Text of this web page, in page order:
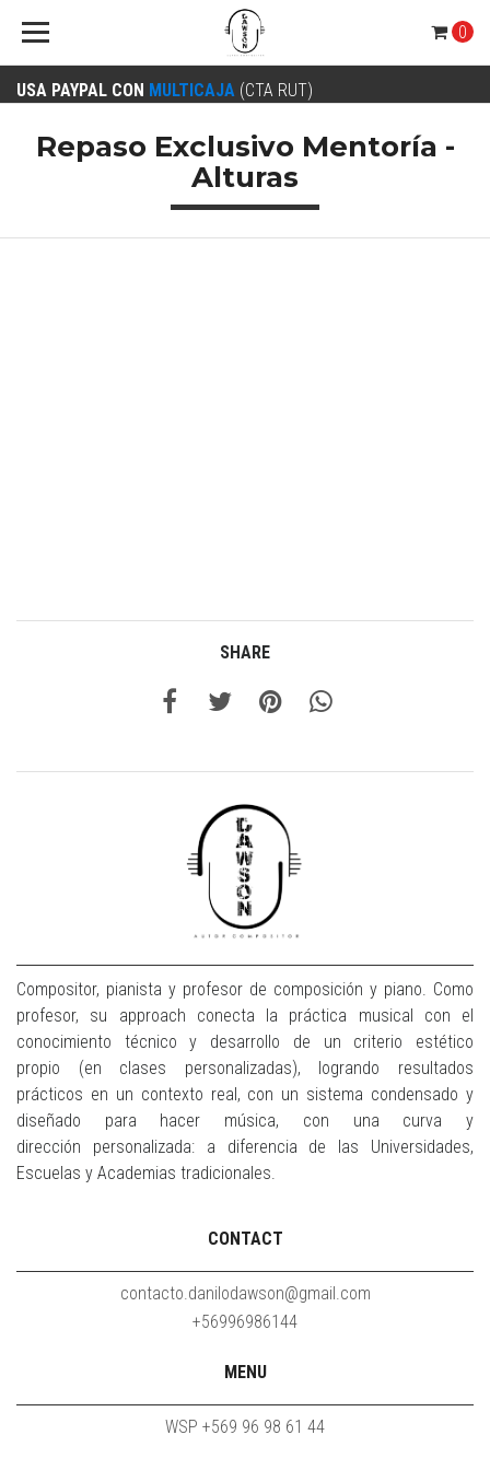
USA PAYPAL CON MULTICAJA (CTA RUT)
0
Repaso Exclusivo Mentoría -
Alturas
SHARE
Compositor, pianista y profesor de composición y piano. Como
profesor, su approach conecta la práctica musical con el
conocimiento técnico y desarrollo de un criterio estético
propio (en clases personalizadas), logrando resultados
prácticos en un contexto real, con un sistema condensado y
diseñado para hacer música, con una curva y
dirección personalizada: a diferencia de las Universidades,
Escuelas y Academias tradicionales.
CONTACT
contacto.danilodawson@gmail.com
+56996986144
MENU
WSP +569 96 98 61 44